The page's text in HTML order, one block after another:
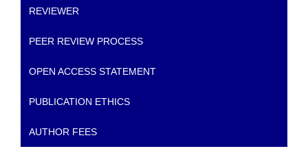
REVIEWER
PEER REVIEW PROCESS
OPEN ACCESS STATEMENT
PUBLICATION ETHICS
AUTHOR FEES